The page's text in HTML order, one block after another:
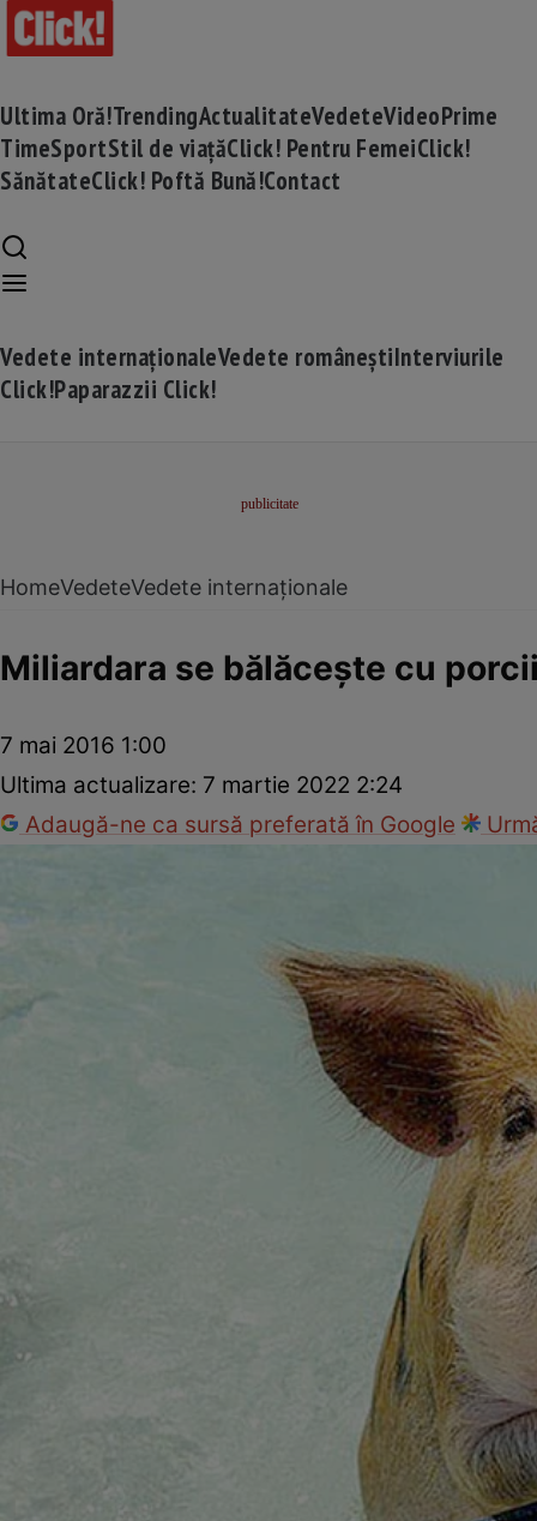
Ultima Oră!TrendingActualitateVedeteVideoPrime
TimeSportStil de viațăClick! Pentru FemeiClick!
SănătateClick! Poftă Bună!Contact
Vedete internaționaleVedete româneștiInterviurile
Click!Paparazzii Click!
HomeVedeteVedete internaționale
Miliardara se bălăceşte cu
7 mai 2016 1:00
Ultima actualizare: 7 martie 2022 2:24
Adaugă-ne ca sursă preferată în Google